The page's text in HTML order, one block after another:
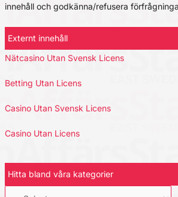
innehåll och godkänna/refusera
Externt innehåll
Nätcasino Utan Svensk Licens
Betting Utan Licens
Casino Utan Svensk Licens
Casino Utan Licens
Hitta bland våra kategorier